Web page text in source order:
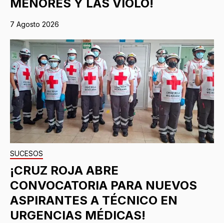
MENORES Y LAS VIOLÓ!
7 Agosto 2026
SUCESOS
¡CRUZ ROJA ABRE
CONVOCATORIA PARA NUEVOS
ASPIRANTES A TÉCNICO EN
URGENCIAS MÉDICAS!